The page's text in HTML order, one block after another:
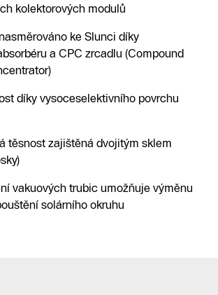
kolektorových modulů
ke Slunci díky
a CPC zrcadlu (Compound
díky vysoceselektivního povrchu
těsnost zajištěná dvojitým sklem
vakuových trubic umožňuje výměnu
solárního okruhu